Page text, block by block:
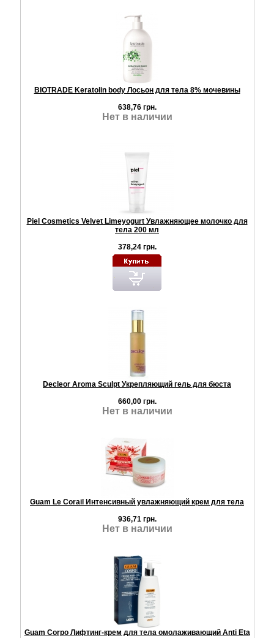
BIOTRADE Keratolin body Лосьон для тела 8% мочевины
638,76 грн.
Нет в наличии
Piel Cosmetics Velvet Limeyogurt Увлажняющее молочко для
тела 200 мл
378,24 грн.
Decleor Aroma Sculpt Укрепляющий гель для бюста
660,00 грн.
Нет в наличии
Guam Le Corail Интенсивный увлажняющий крем для тела
936,71 грн.
Нет в наличии
Guam Corpo Лифтинг-крем для тела омолаживающий Anti Eta